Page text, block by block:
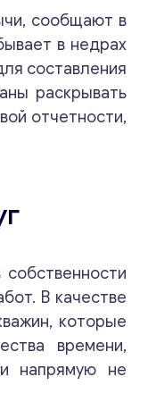
сообщают в
в недрах
составления
раскрывать
отчетности,
В качестве
которые
времени,
напрямую не